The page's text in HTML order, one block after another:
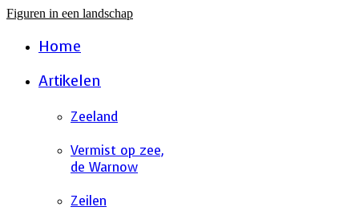
Figuren in een landschap
Home
Artikelen
Zeeland
Vermist op zee,
de Warnow
Zeilen